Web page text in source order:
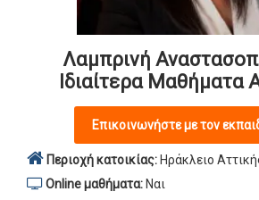
Λαμπρινή
Ιδιαίτερα Μαθήματα
Επικοινωνήστε με τον
Περιοχή κατοικίας: Ηράκλειο
Online μαθήματα: Ναι